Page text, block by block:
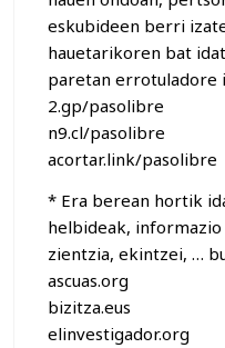
eskubideen berri
hauetarikoren bat
paretan errotuladore
2.gp/pasolibre
n9.cl/pasolibre
acortar.link/pasolibre
* Era berean hortik
helbideak,
zientzia, ekintzei, …
ascuas.org
bizitza.eus
elinvestigador.org